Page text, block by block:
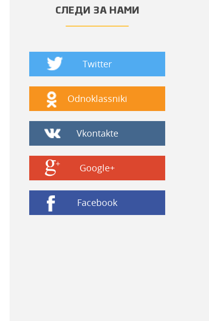
СЛЕДИ ЗА НАМИ
Twitter
Odnoklassniki
Vkontakte
Google+
Facebook